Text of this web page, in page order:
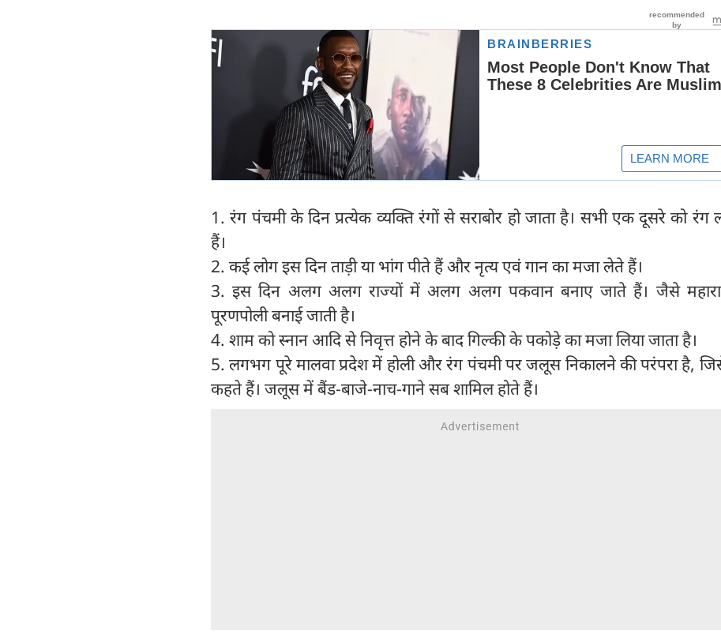
1. रंग पंचमी के दिन प्रत्येक व्यक्ति रंगों से सराबोर हो जाता है। सभी एक दूसरे को रंग
हैं।
2. कई लोग इस दिन ताड़ी या भांग पीते हैं और नृत्य एवं गान का मजा लेते हैं।
3. इस दिन अलग अलग राज्यों में अलग अलग पकवान बनाए जाते हैं। जैसे
पूरणपोली बनाई जाती है।
4. शाम को स्नान आदि से निवृत्त होने के बाद गिल्की के पकोड़े का मजा लिया जाता है।
5. लगभग पूरे मालवा प्रदेश में होली और रंग पंचमी पर जलूस निकालने की परंपरा है,
कहते हैं। जलूस में बैंड-बाजे-नाच-गाने सब शामिल होते हैं।